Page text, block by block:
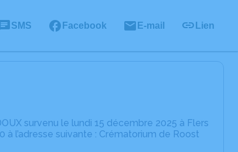
SMS Facebook E-mail Lien
survenu le lundi 15 décembre 2025 à Flers
l’adresse suivante : Crématorium de Roost